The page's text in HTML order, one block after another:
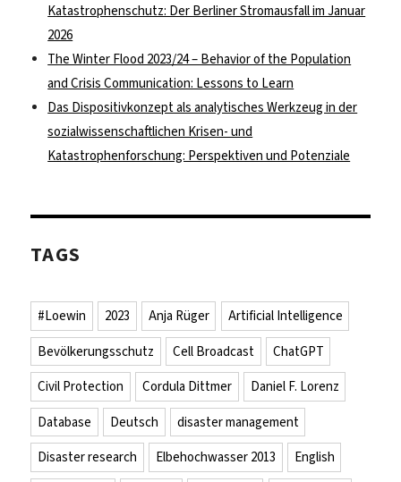
Katastrophenschutz: Der Berliner Stromausfall im Januar
2026
The Winter Flood 2023/24 – Behavior of the Population
and Crisis Communication: Lessons to Learn
Das Dispositivkonzept als analytisches Werkzeug in der
sozialwissenschaftlichen Krisen- und
Katastrophenforschung: Perspektiven und Potenziale
TAGS
#Loewin 2023 Anja Rüger
Artificial Intelligence
Bevölkerungsschutz
Cell Broadcast
ChatGPT
Civil Protection
Cordula Dittmer
Daniel F. Lorenz
Database
Deutsch
disaster management
Disaster research
Elbehochwasser 2013
English